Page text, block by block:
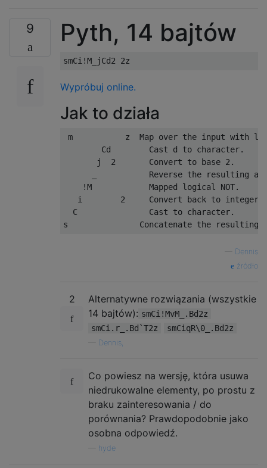
9 Pyth, 14 bajtów
Wypróbuj online.
Jak to działa
m           z  Map over the input with
        Cd        Cast d to character.
       j  2       Convert to base 2.
_           Reverse the resulting
    !M            Mapped logical NOT.
   i        2     Convert back to integer.
  C               Cast to character.
Dennis
źródło
2
Alternatywne rozwiązania (wszystkie
14 bajtów): smCi!MvM_.Bd2z
smCi.r_.Bd`T2z
smCiqR\0_.Bd2z
Dennis,
Co powiesz na wersję, która usuwa
niedrukowalne elementy, po prostu z
braku zainteresowania / do
porównania? Prawdopodobnie jako
osobna odpowiedź.
hyde